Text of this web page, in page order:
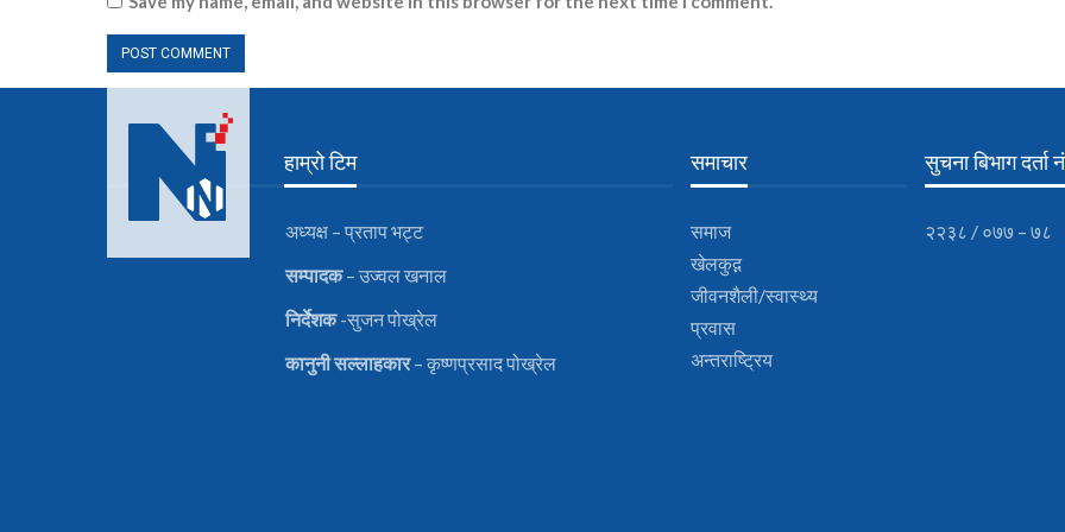
हाम्रो टिम
अध्यक्ष – प्रताप भट्ट
सम्पादक– उज्वल खनाल
निर्देशक-सुजन पोख्रेल
कानुनीसल्लाहकार– कृष्णप्रसाद पोख्रेल
समाचार
समाज
खेलकुद़़
जीवनशैली/स्वास्थ्य
प्रवास
अन्तराष्ट्रिय
सुचना बिभाग दर्ता
२२३८ / ०७७ – ७८